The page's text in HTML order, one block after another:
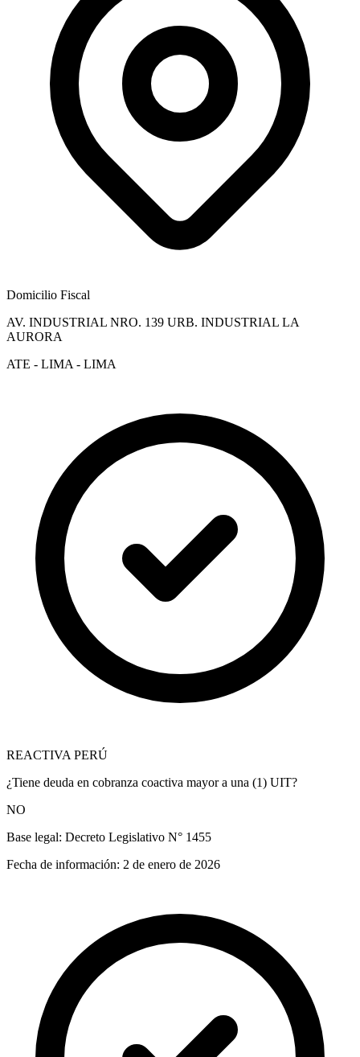
Domicilio Fiscal
AV. INDUSTRIAL NRO. 139 URB. INDUSTRIAL LA
AURORA
ATE - LIMA - LIMA
REACTIVA PERÚ
¿Tiene deuda en cobranza coactiva mayor a una (1) UIT?
NO
Base legal: Decreto Legislativo N° 1455
Fecha de información: 2 de enero de 2026